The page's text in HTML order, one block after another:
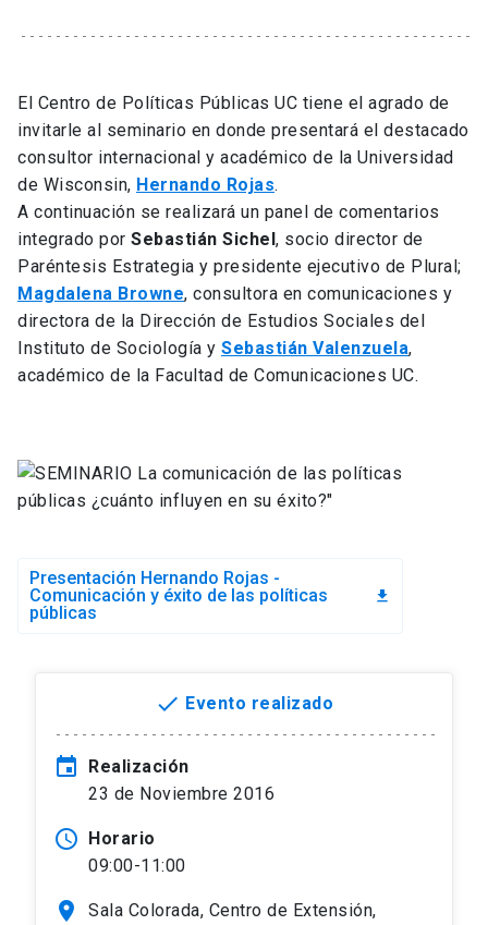
El Centro de Políticas Públicas UC tiene el agrado de
invitarle al seminario en donde presentará el destacado
consultor internacional y académico de la Universidad
de Wisconsin, Hernando Rojas.
A continuación se realizará un panel de comentarios
integrado por Sebastián Sichel, socio director de
Paréntesis Estrategia y presidente ejecutivo de Plural;
Magdalena Browne, consultora en comunicaciones y
directora de la Dirección de Estudios Sociales del
Instituto de Sociología y Sebastián Valenzuela,
académico de la Facultad de Comunicaciones UC.
Presentación Hernando Rojas -
Comunicación y éxito de las políticas
públicas
file_download
done Evento realizado
event
Realización
23 de Noviembre 2016
access_time Horario
09:00-11:00
location_on
Sala Colorada, Centro de Extensión,